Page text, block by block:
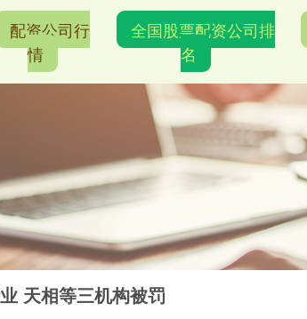
配资公司行
情
全国股票配资公司排
名
天相等三机构被罚